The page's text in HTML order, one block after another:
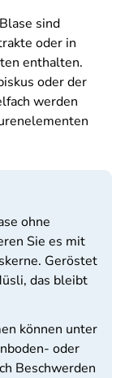
sind
oder in
enthalten.
oder der
werden
ohne
Sie es mit
Geröstet
das bleibt
können unter
oder
Beschwerden